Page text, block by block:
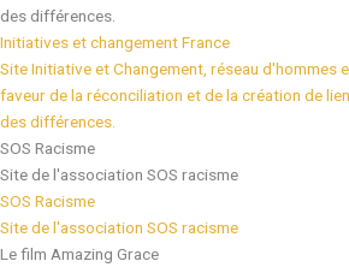
des différences.
Initiatives et changement France
Site Initiative et Changement, réseau d'hommes
faveur de la réconciliation et de la création de
des différences.
SOS Racisme
Site de l'association SOS racisme
SOS Racisme
Site de l'association SOS racisme
Le film Amazing Grace